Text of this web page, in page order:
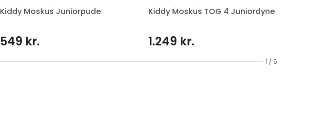
1 / 5
Kiddy Moskus Juniorpude
549 kr.
Kiddy Moskus TOG 4 Juniordyne
1.249 kr.